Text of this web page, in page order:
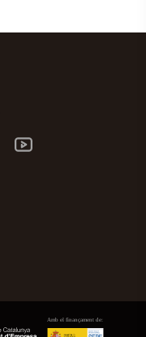
Amb el finançament de: